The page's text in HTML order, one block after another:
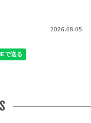
2026.08.05